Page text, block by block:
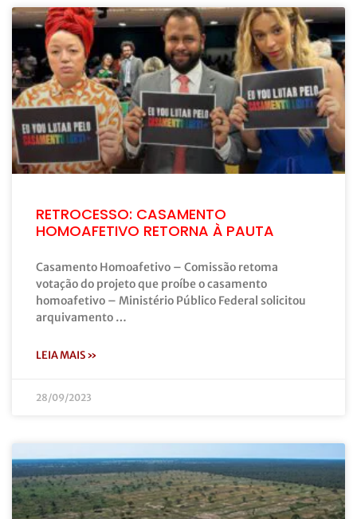
RETROCESSO: CASAMENTO
HOMOAFETIVO RETORNA À PAUTA
Casamento Homoafetivo – Comissão retoma
votação do projeto que proíbe o casamento
homoafetivo – Ministério Público Federal solicitou
arquivamento …
LEIA MAIS »
28/09/2023